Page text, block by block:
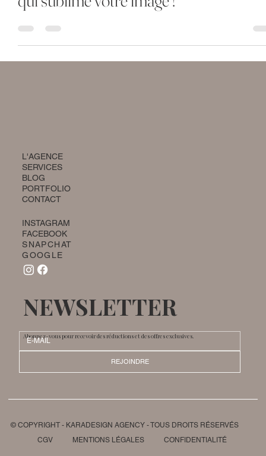
communication 360° haut de gamme
qui sublime votre image !
L'AGENCE
BLOG
PORTFOLIO
CONTACT
INSTAGRAM
FACEBOOK
GOOGLE
NEWSLETTER